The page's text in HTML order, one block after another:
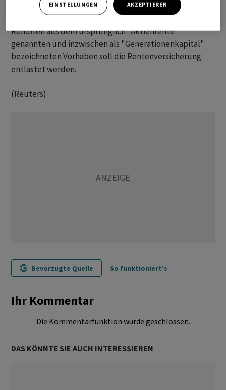
Bislang waren zehn Milliarden Euro als angestrebte
Startsumme für den Kapitalstock im Gespräch. Mit den
Renditen aus dem ursprünglich "Aktienrente"
genannten und inzwischen als "Generationenkapital"
bezeichneten Vorhaben soll die Rentenversicherung
entlastet werden.
(Reuters)
Bevorzugte Quelle So funktioniert's
Ihr Kommentar
Die Kommentarfunktion wurde geschlossen.
DAS KÖNNTE SIE AUCH INTERESSIEREN
EINSTELLUNGEN AKZEPTIEREN